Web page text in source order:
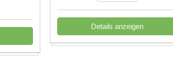
Details anzeigen